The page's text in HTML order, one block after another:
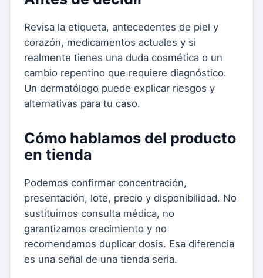
Revisa la etiqueta, antecedentes de piel y
corazón, medicamentos actuales y si
realmente tienes una duda cosmética o un
cambio repentino que requiere diagnóstico.
Un dermatólogo puede explicar riesgos y
alternativas para tu caso.
Cómo hablamos del producto
en tienda
Podemos confirmar concentración,
presentación, lote, precio y disponibilidad. No
sustituimos consulta médica, no
garantizamos crecimiento y no
recomendamos duplicar dosis. Esa diferencia
es una señal de una tienda seria.